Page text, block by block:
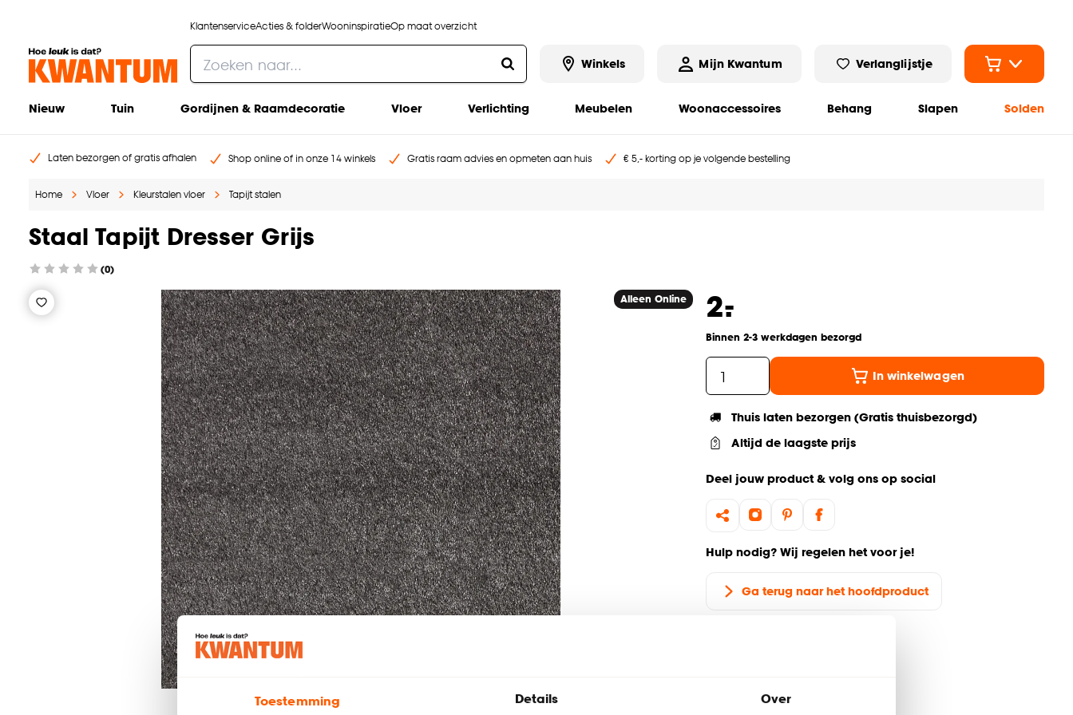
Toestemming Details Over
KlantenserviceActies & folderWooninspiratieOp maat overzicht
Winkels Mijn Kwantum Verlanglijstje
Nieuw Tuin Gordijnen & Raamdecoratie Vloer Verlichting Meubelen Woonaccessoires Behang Slapen Solden
Laten bezorgen of gratis afhalen Shop online of in onze 14 winkels Gratis raam advies en opmeten aan huis € 5,- korting op je volgende bestelling
Home Vloer Kleurstalen vloer Tapijt stalen
Staal Tapijt Dresser Grijs
(0)
Alleen Online 2.
-
Binnen 2-3 werkdagen bezorgd
In winkelwagen
Thuis laten bezorgen (Gratis thuisbezorgd)
Altijd de laagste prijs
Deel jouw product & volg ons op social
Hulp nodig? Wij regelen het voor je!
Ga terug naar het hoofdproduct